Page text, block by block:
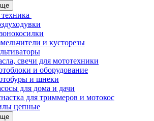
и кусторезы
свечи для мототехники
и оборудование
и шнеки
для дома и дачи
для триммеров и мотокос
цепные